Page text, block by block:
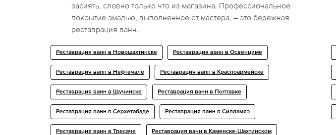
засиять, словно только что из магазина. Профессиональное
покрытие эмалью, выполненное от мастера, – это бережная
реставрация ванн.
Реставрация ванн в Новошахтинске Реставрация ванн в Освенциме
Реставрация ванн в Нефтечале Реставрация ванн в Красноармейске
Реставрация ванн в Щучинске Реставрация ванн в Полтавке
Реставрация ванн в Серхетабаде Реставрация ванн в Силламяэ
Реставрация ванн в Тресaче Реставрация ванн в Каменске-Шахтинском